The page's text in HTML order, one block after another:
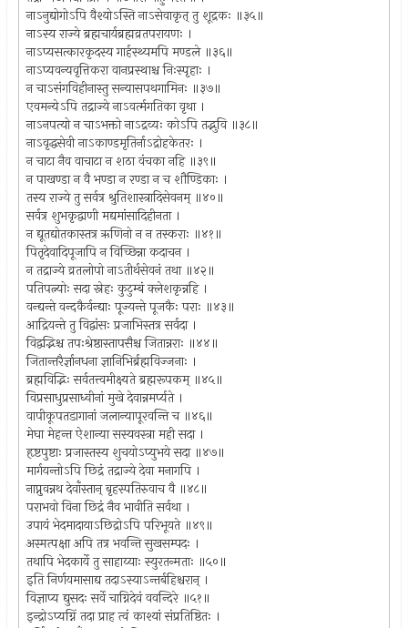
नाऽनुद्योगोऽपि वैश्योऽस्ति नाऽसेवाकृत् तु शूद्रकः ॥३५॥
नाऽस्य राज्ये ब्रह्मचार्यब्रह्मव्रतपरायणः ।
नाऽप्यसत्कारकृदस्य गार्हस्थ्यमपि मण्डले ॥३६॥
नाऽप्यवन्यवृत्तिकरा वानप्रस्थाश्च निःस्पृहाः ।
न चाऽसंगविहीनास्तु सन्यासपथगामिनः ॥३७॥
एवमन्येऽपि तद्राज्ये नाऽवर्त्मगतिका वृथा ।
नाऽनपत्यो न चाऽभक्तो नाऽद्रव्यः कोऽपि तद्भुवि ॥३८॥
नाऽवृद्धसेवी नाऽकाण्डमृतिर्नाऽद्रोहकेतरः ।
न चाटा नैव वाचाटा न शठा वंचका नहि ॥३९॥
न पाखण्डा न वै भण्डा न रण्डा न च शौण्डिकाः ।
तस्य राज्ये तु सर्वत्र श्रुतिशास्त्रादिसेवनम् ॥४०॥
सर्वत्र शुभकृद्वाणी मद्यमांसादिहीनता ।
न द्यूतद्योतकास्तत्र ऋणिनो न न तस्कराः ॥४१॥
पितृदेवादिपूजापि न विच्छिन्ना कदाचन ।
न तद्राज्ये व्रतलोपो नाऽतीर्थसेवनं तथा ॥४२॥
पतिपत्न्योः सदा स्नेहः कुटुम्बं क्लेशकृन्नहि ।
वन्द्यन्ते वन्दकैर्वन्द्याः पूज्यन्ते पूजकैः पराः ॥४३॥
आद्रियन्ते तु विद्वांसः प्रजाभिस्तत्र सर्वदा ।
विद्वद्भिश्च तपःश्रेष्ठास्तापसैश्च जितान्नराः ॥४४॥
जितान्तरैर्ज्ञानधना ज्ञानिभिर्ब्रह्मविज्जनाः ।
ब्रह्मविद्भिः सर्वतत्त्वमीक्ष्यते ब्रह्मरूपकम् ॥४५॥
विप्रसाधुप्रसाध्वीनां मुखे देवान्नमर्प्यते ।
वापीकूपतडागानां जलान्यापूरवन्ति च ॥४६॥
मेघा मेहन्त ऐशान्या सस्यवस्त्रा मही सदा ।
हृष्टपुष्टाः प्रजास्तस्य शुचयोऽप्युभये सदा ॥४७॥
मार्गयन्तोऽपि छिद्रं तद्राज्ये देवा मनागपि ।
नाप्नुवन्नथ देवाँस्तान् बृहस्पतिरुवाच वै ॥४८॥
पराभवो विना छिद्रं नैव भावीति सर्वथा ।
उपायं भेदमादायाऽछिद्रोऽपि परिभूयते ॥४९॥
अस्मत्पक्षा अपि तत्र भवन्ति सुखसम्पदः ।
तथापि भेदकार्ये तु साहाय्याः स्युरतन्मताः ॥५०॥
इति निर्णयमासाद्य तदाऽस्याऽन्तर्बहिश्चरान् ।
विज्ञाप्य द्युसदः सर्वे चाग्निदेवं ववन्दिरे ॥५१॥
इन्द्रोऽप्यग्निं तदा प्राह त्वं काश्यां संप्रतिष्ठितः ।